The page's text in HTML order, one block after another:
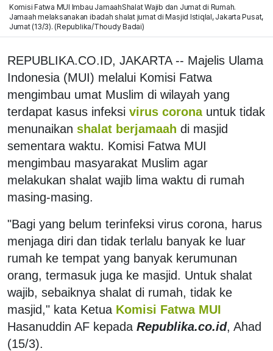
Komisi Fatwa MUI Imbau JamaahShalat Wajib dan Jumat di Rumah.
Jamaah melaksanakan ibadah shalat jumat di Masjid Istiqlal, Jakarta Pusat,
Jumat (13/3). (Republika/Thoudy Badai)
REPUBLIKA.CO.ID, JAKARTA -- Majelis Ulama
Indonesia (MUI) melalui Komisi Fatwa
mengimbau umat Muslim di wilayah yang
terdapat kasus infeksi virus corona untuk tidak
menunaikan shalat berjamaah di masjid
sementara waktu. Komisi Fatwa MUI
mengimbau masyarakat Muslim agar
melakukan shalat wajib lima waktu di rumah
masing-masing.
"Bagi yang belum terinfeksi virus corona, harus
menjaga diri dan tidak terlalu banyak ke luar
rumah ke tempat yang banyak kerumunan
orang, termasuk juga ke masjid. Untuk shalat
wajib, sebaiknya shalat di rumah, tidak ke
masjid," kata Ketua Komisi Fatwa MUI
Hasanuddin AF kepada Republika.co.id, Ahad
(15/3).